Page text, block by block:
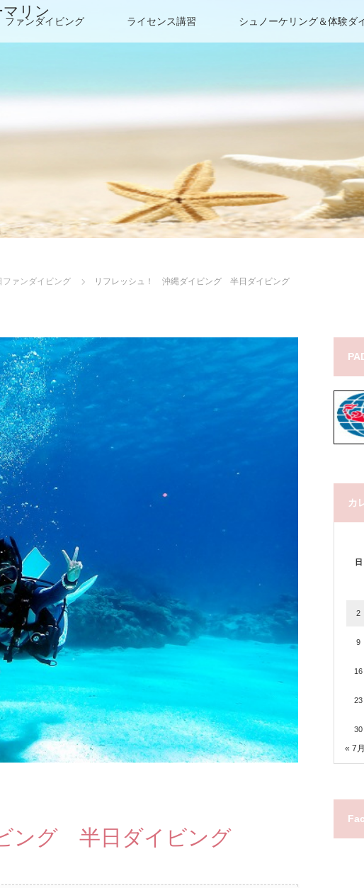
リン
ファンダイビング ライセンス講習 シュノーケリング＆体験ダ
ファンダイビング リフレッシュ！ 沖縄ダイビング 半日ダイビング
ング 半日ダイビング
カ
日
2
9
16
23
30
« 7月